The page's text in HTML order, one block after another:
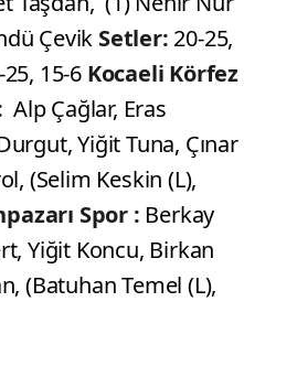
Akademi spor -
Spor : 3-2
Salonu
Çelik, Aasiye Tuzkan,
Mumcu Mehmet Emin
Taşdan, (1) Nehir Nur
Çevik
20-25,